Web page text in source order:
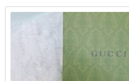
จำนำให้ราคาสูงเสมอ รุ่นที่แนะนำ: iPhone
iPhone 14 Pro / Pro Max iPhone 13 Pro
ใช้งานแล้ว เหมาะมากสำหรับคนที่ต้องการ รับ
โฟน แบบไม่ต้องขายเครื่องค่ะ Samsung รุ่น
Samsung เป็นมือถือ Android ที่ราคามือสอง
เรือธงและรุ่นจอพับ รุ่นที่รับจำนำได้ราคาดี: